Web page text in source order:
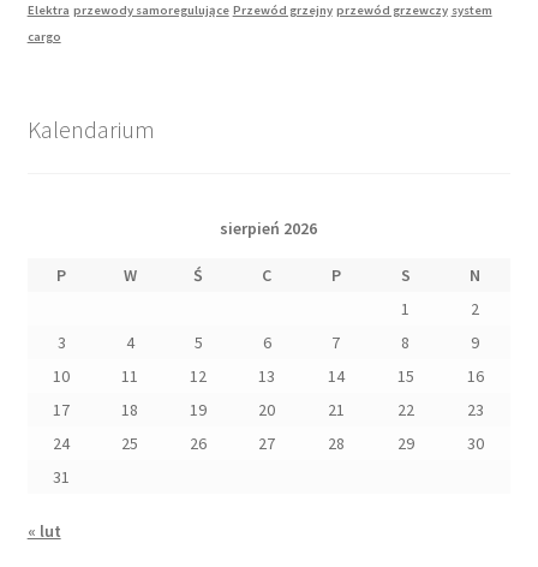
Elektra przewody samoregulujące Przewód grzejny przewód grzewczy system
cargo
Kalendarium
sierpień 2026
P W Ś C P S
N
1
2
3
4 5 6 7 8
9
10
11 12 13 14 15
16
17
18 19 20 21 22
23
24
25 26 27 28 29
30
31
« lut